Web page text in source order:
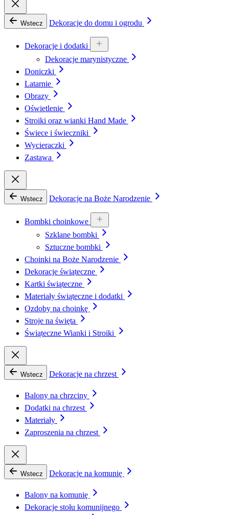
Wstecz Dekoracje do domu i ogrodu
Dekoracje i dodatki
Dekoracje marynistyczne
Doniczki
Latarnie
Obrazy
Oświetlenie
Stroiki oraz wianki Hand Made
Świece i świeczniki
Wycieraczki
Zastawa
Wstecz Dekoracje na Boże Narodzenie
Bombki choinkowe
Szklane bombki
Sztuczne bombki
Choinki na Boże Narodzenie
Dekoracje świąteczne
Kartki świąteczne
Materiały świąteczne i dodatki
Ozdoby na choinkę
Stroje na święta
Świąteczne Wianki i Stroiki
Wstecz Dekoracje na chrzest
Balony na chrzciny
Dodatki na chrzest
Materiały
Zaproszenia na chrzest
Wstecz Dekoracje na komunię
Balony na komunię
Dekoracje stołu komunijnego